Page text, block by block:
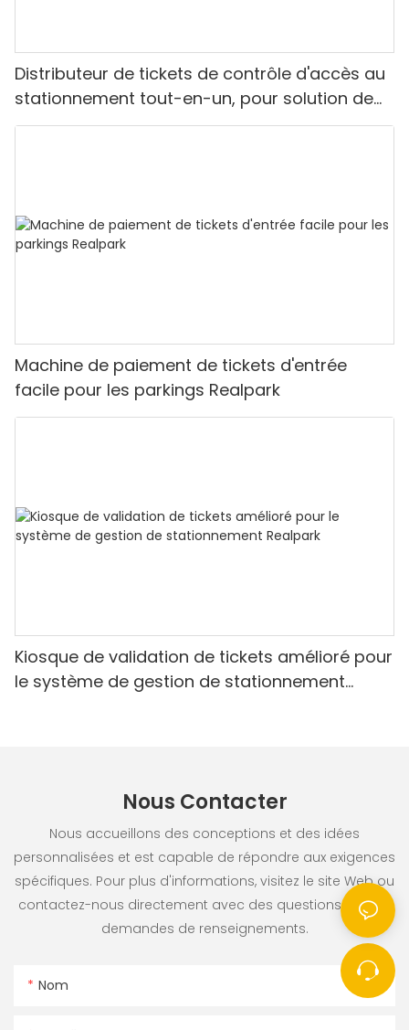
Distributeur de tickets de contrôle d'accès au
stationnement tout-en-un, pour solution de
système de stationnement LPR Realpark
Machine de paiement de tickets d'entrée
facile pour les parkings Realpark
Kiosque de validation de tickets amélioré pour
le système de gestion de stationnement
Nous Contacter
Nous accueillons des conceptions et des idées
personnalisées et est capable de répondre aux exigences
spécifiques. Pour plus d'informations, visitez le site Web ou
contactez-nous directement avec des questions ou des
demandes de renseignements.
Nom